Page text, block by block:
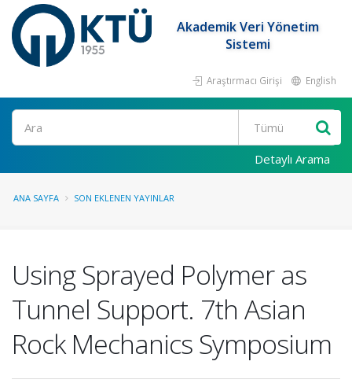
Akademik Veri Yönetim
Sistemi
Araştırmacı Girişi English
Ara
Detaylı Arama
ANA SAYFA SON EKLENEN YAYINLAR
Using Sprayed Polymer as
Tunnel Support. 7th Asian
Rock Mechanics Symposium